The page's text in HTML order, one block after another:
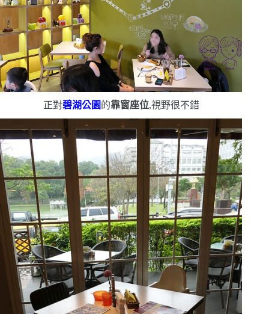
正對碧湖公園的靠窗座位,視野很不錯